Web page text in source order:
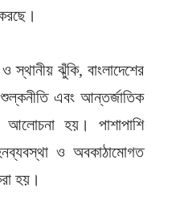
স্থানীয় ঝুঁকি, বাংলাদেশের
শুল্কনীতি এবং আন্তর্জাতিক
আলোচনা হয়। পাশাপাশি
ও অবকাঠামোগত
হয়।